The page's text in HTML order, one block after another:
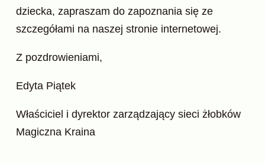
dziecka, zapraszam do zapoznania się ze
szczegółami na naszej stronie internetowej.
Z pozdrowieniami,
Edyta Piątek
Właściciel i dyrektor zarządzający sieci żłobków
Magiczna Kraina